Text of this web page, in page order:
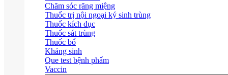
Chăm sóc răng miệng
Thuốc trị nội ngoại ký sinh trùng
Thuốc kích dục
Thuốc sát trùng
Thuốc bổ
Kháng sinh
Que test bệnh phẩm
Vaccin